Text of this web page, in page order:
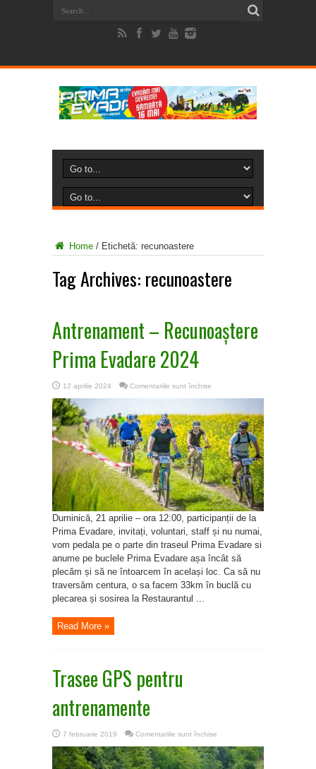
Home / Etichetă: recunoastere
Tag Archives: recunoastere
Antrenament – Recunoaștere
Prima Evadare 2024
12 aprilie 2024 Comentariile sunt închise
–
Prima
Evadare
2024
Duminică, 21 aprilie – ora 12:00, participanții de la
Prima Evadare, invitați, voluntari, staff și nu numai,
vom pedala pe o parte din traseul Prima Evadare si
anume pe buclele Prima Evadare așa încât să
plecăm și să ne întoarcem în același loc. Ca să nu
traversăm centura, o sa facem 33km în buclă cu
plecarea și sosirea la Restaurantul ...
Read More »
Trasee GPS pentru
antrenamente
7 februarie 2019 Comentariile sunt închise
GPS
pentru
antrenamente